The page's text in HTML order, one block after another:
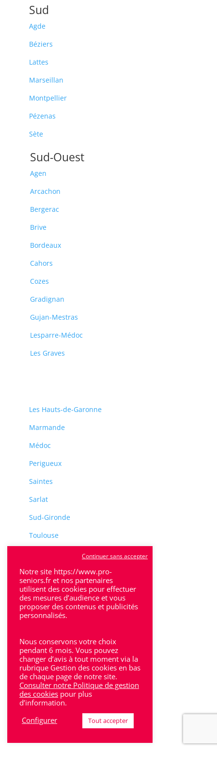
Sud
Agde
Béziers
Lattes
Marseillan
Montpellier
Pézenas
Sète
Sud-Ouest
Agen
Arcachon
Bergerac
Brive
Bordeaux
Cahors
Cozes
Gradignan
Gujan-Mestras
Lesparre-Médoc
Les Graves
Les Hauts-de-Garonne
Marmande
Médoc
Perigueux
Saintes
Sarlat
Sud-Gironde
Toulouse
Villeneuve-Sur-Lot
Bron
Lyon
Lyon 6
Villeurbanne
Calluire
Notre site https://www.pro-
seniors.fr et nos partenaires
utilisent des cookies pour effectuer
des mesures d’audience et vous
proposer des contenus et publicités
personnalisés.
Nous conservons votre choix
pendant 6 mois. Vous pouvez
changer d’avis à tout moment via la
rubrique Gestion des cookies en bas
de chaque page de notre site.
Consulter notre Politique de gestion
des cookies pour plus
d’information.
Configurer
Continuer sans accepter
Tout accepter